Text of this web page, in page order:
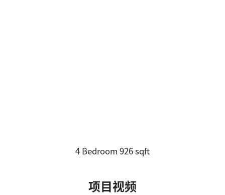
4 Bedroom 926 sqft
项目视频